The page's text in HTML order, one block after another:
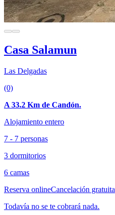
Casa Salamun
Las Delgadas
(0)
A 33.2 Km de Candón.
Alojamiento entero
7 - 7 personas
3 dormitorios
6 camas
Reserva onlineCancelación gratuita
Todavía no se te cobrará nada.